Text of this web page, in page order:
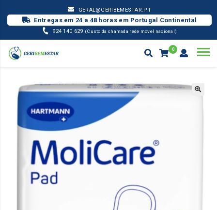
GERAL@GERIBEMESTAR.PT
Entregas em 24 a 48 horas em Portugal Continental
924 140 629 (Custo da chamada rede movel nacional)
0
INCONTINÊNCIA FRALDA MOLICARE - HARTMANN MOLICARE PAD